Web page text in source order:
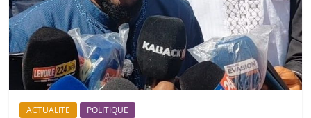
ACTUALITE POLITIQUE